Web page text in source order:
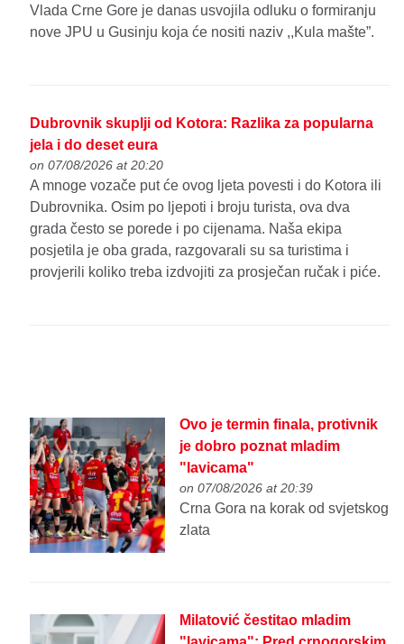
Vlada Crne Gore je danas usvojila odluku o formiranju
nove JPU u Gusinju koja će nositi naziv ,,Kula mašte”.
Dubrovnik skuplji od Kotora: Razlika za popularna
jela i do deset eura
on 07/08/2026 at 20:20
A mnoge vozače put će ovog ljeta povesti i do Kotora ili
Dubrovnika. Osim po ljepoti i broju turista, ova dva
grada često se porede i po cijenama. Naša ekipa
posjetila je oba grada, razgovarali su sa turistima i
provjerili koliko treba izdvojiti za prosječan ručak i piće.
Ovo je termin finala, protivnik
je dobro poznat mladim
"lavicama"
on 07/08/2026 at 20:39
Crna Gora na korak od svjetskog
zlata
Milatović čestitao mladim